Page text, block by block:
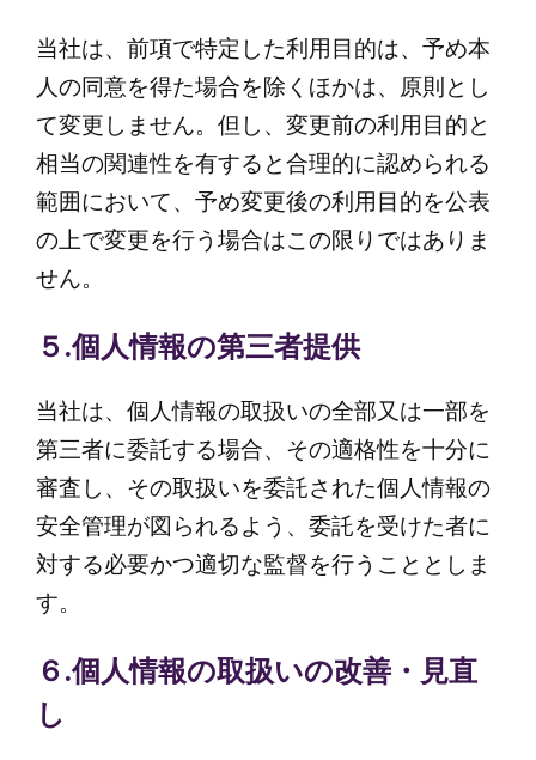
当社は、前項で特定した利用目的は、予め本
人の同意を得た場合を除くほかは、原則とし
て変更しません。但し、変更前の利用目的と
相当の関連性を有すると合理的に認められる
範囲において、予め変更後の利用目的を公表
の上で変更を行う場合はこの限りではありま
せん。
５.個人情報の第三者提供
当社は、個人情報の取扱いの全部又は一部を
第三者に委託する場合、その適格性を十分に
審査し、その取扱いを委託された個人情報の
安全管理が図られるよう、委託を受けた者に
対する必要かつ適切な監督を行うこととしま
す。
６.個人情報の取扱いの改善・見直
し